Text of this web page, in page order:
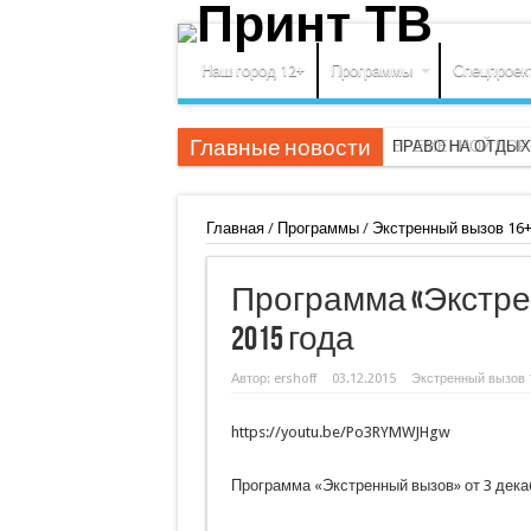
Наш город 12+ Программы
Главные новости ВРЕМЕННОЙ
ПРАВО НА ОТДЫХ
Главная/ Программы/ Экстренный вызов 16+
Программа
2015 года
Автор: ershoff 03.12.2015 Экстренный вызов
https://youtu.be/Po3RYMWJHgw
Программа «Экстренный вызов» от 3